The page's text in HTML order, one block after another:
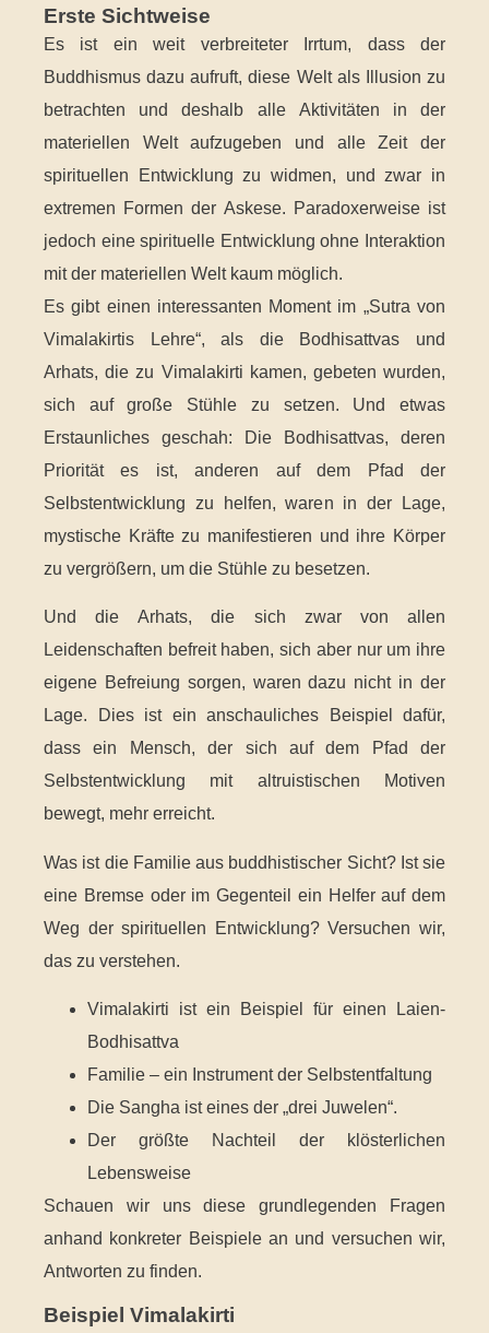
Erste Sichtweise
Es ist ein weit verbreiteter Irrtum, dass der
Buddhismus dazu aufruft, diese Welt als Illusion zu
betrachten und deshalb alle Aktivitäten in der
materiellen Welt aufzugeben und alle Zeit der
spirituellen Entwicklung zu widmen, und zwar in
extremen Formen der Askese. Paradoxerweise ist
jedoch eine spirituelle Entwicklung ohne Interaktion
mit der materiellen Welt kaum möglich.
Es gibt einen interessanten Moment im „Sutra von
Vimalakirtis Lehre“, als die Bodhisattvas und
Arhats, die zu Vimalakirti kamen, gebeten wurden,
sich auf große Stühle zu setzen. Und etwas
Erstaunliches geschah: Die Bodhisattvas, deren
Priorität es ist, anderen auf dem Pfad der
Selbstentwicklung zu helfen, waren in der Lage,
mystische Kräfte zu manifestieren und ihre Körper
zu vergrößern, um die Stühle zu besetzen.
Und die Arhats, die sich zwar von allen
Leidenschaften befreit haben, sich aber nur um ihre
eigene Befreiung sorgen, waren dazu nicht in der
Lage. Dies ist ein anschauliches Beispiel dafür,
dass ein Mensch, der sich auf dem Pfad der
Selbstentwicklung mit altruistischen Motiven
bewegt, mehr erreicht.
Was ist die Familie aus buddhistischer Sicht? Ist sie
eine Bremse oder im Gegenteil ein Helfer auf dem
Weg der spirituellen Entwicklung? Versuchen wir,
das zu verstehen.
Vimalakirti ist ein Beispiel für einen Laien-
Bodhisattva
Familie – ein Instrument der Selbstentfaltung
Die Sangha ist eines der „drei Juwelen“.
Der größte Nachteil der klösterlichen
Lebensweise
Schauen wir uns diese grundlegenden Fragen
anhand konkreter Beispiele an und versuchen wir,
Antworten zu finden.
Beispiel Vimalakirti